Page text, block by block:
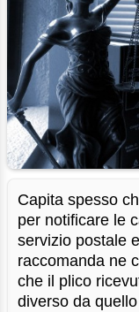
Capita spesso
per notificare le
servizio postale
raccomanda ne
che il plico
diverso da